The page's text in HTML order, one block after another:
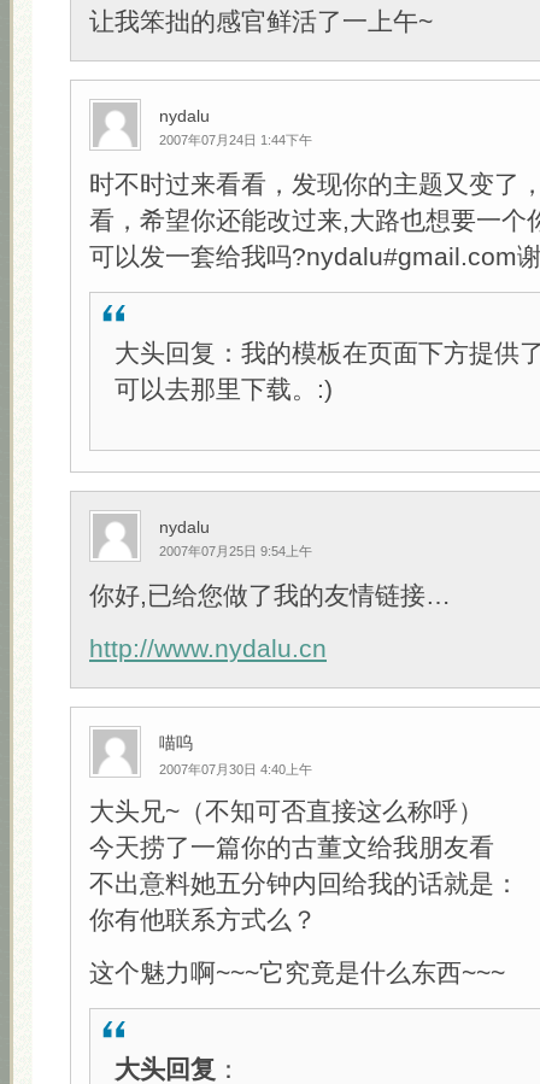
让我笨拙的感官鲜活了一上午~
nydalu
2007年07月24日 1:44下午
时不时过来看看，发现你的主题又变了
看，希望你还能改过来,大路也想要一个
可以发一套给我吗?nydalu#gmail.com
大头回复：我的模板在页面下方提供
可以去那里下载。:)
nydalu
2007年07月25日 9:54上午
你好,已给您做了我的友情链接…
http://www.nydalu.cn
喵呜
2007年07月30日 4:40上午
大头兄~（不知可否直接这么称呼）
今天捞了一篇你的古董文给我朋友看
不出意料她五分钟内回给我的话就是：
你有他联系方式么？
这个魅力啊~~~它究竟是什么东西~~~
大头回复 ：